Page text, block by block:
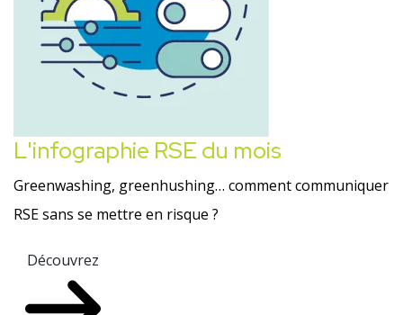
L'infographie RSE du mois
Greenwashing, greenhushing… comment communiquer
RSE sans se mettre en risque ?
Découvrez